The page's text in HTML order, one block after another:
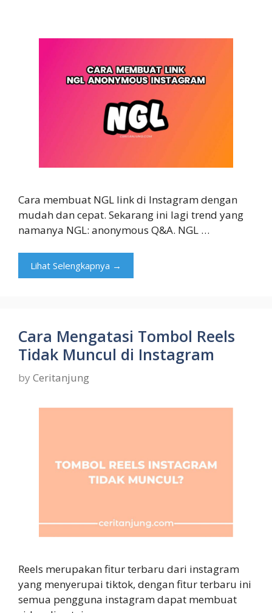
Cara membuat NGL link di Instagram dengan
mudah dan cepat. Sekarang ini lagi trend yang
namanya NGL: anonymous Q&A. NGL …
Lihat Selengkapnya →
Cara Mengatasi Tombol Reels
Tidak Muncul di Instagram
by Ceritanjung
Reels merupakan fitur terbaru dari instagram
yang menyerupai tiktok, dengan fitur terbaru ini
semua pengguna instagram dapat membuat